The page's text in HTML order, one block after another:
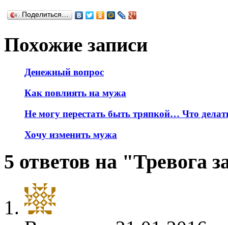
Поделиться…
Похожие записи
Денежный вопрос
Как повлиять на мужа
Не могу перестать быть тряпкой… Что
Хочу изменить мужа
5 ответов на "Тревога